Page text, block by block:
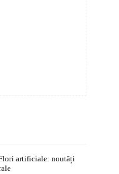
artificiale: noutăți